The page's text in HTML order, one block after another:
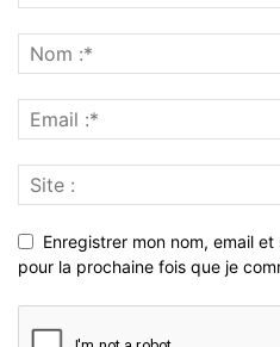
Enregistrer mon nom, email
pour la prochaine fois que je